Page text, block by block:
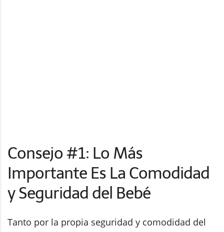
Consejo #1: Lo Más
Importante Es La Comodidad
y Seguridad del Bebé
Tanto por la propia seguridad y comodidad del